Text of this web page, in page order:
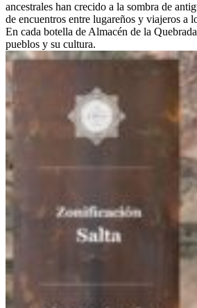
ancestrales han crecido a la sombra de
de encuentros entre lugareños y viajeros a
En cada botella de Almacén de la
pueblos y su cultura.